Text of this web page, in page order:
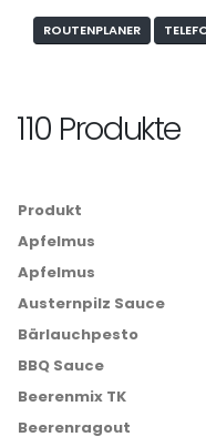
ROUTENPLANER
110 Produkte
Produkt
Apfelmus
Apfelmus
Austernpilz Sauce
Bärlauchpesto
BBQ Sauce
Beerenmix TK
Beerenragout